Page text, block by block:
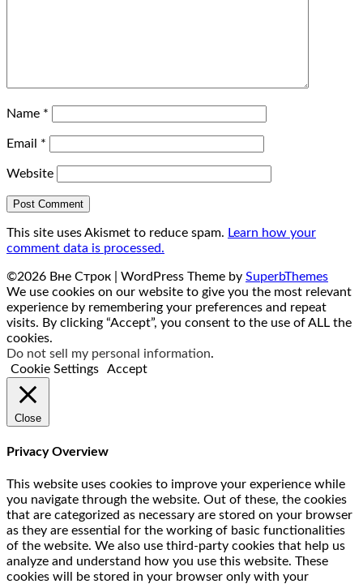
Name *
Email *
Website
This site uses Akismet to reduce spam. Learn how your
comment data is processed.
©2026 Вне Строк | WordPress Theme by SuperbThemes
We use cookies on our website to give you the most relevant
experience by remembering your preferences and repeat
visits. By clicking “Accept”, you consent to the use of ALL the
cookies.
Do not sell my personal information.
Cookie Settings
Accept
Close
Privacy Overview
This website uses cookies to improve your experience while
you navigate through the website. Out of these, the cookies
that are categorized as necessary are stored on your browser
as they are essential for the working of basic functionalities
of the website. We also use third-party cookies that help us
analyze and understand how you use this website. These
cookies will be stored in your browser only with your